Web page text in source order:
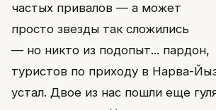
частых привалов — а может
просто звезды так сложились
— но никто из подопыт... пардон,
туристов по приходу в Нарва-
устал. Двое из нас пошли еще